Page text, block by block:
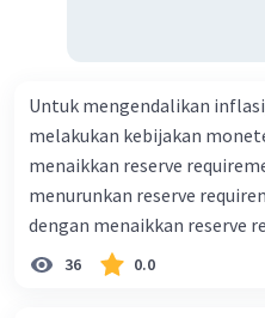
Untuk mengendalikan
melakukan kebijakan
menaikkan reserve
menurunkan reserve
dengan menaikkan reserve
dengan menurunkan
Ekspansif dengan menaikkan
36 0.0